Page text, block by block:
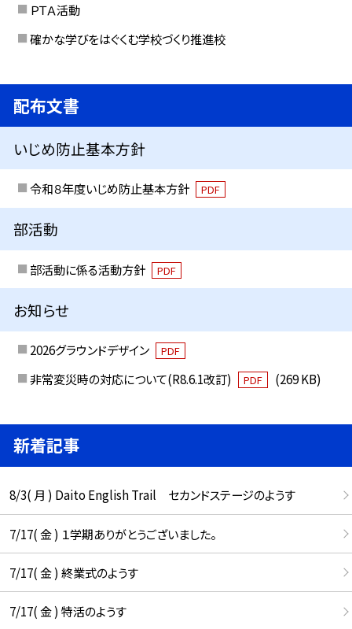
ＰＴＡ活動
確かな学びをはぐくむ学校づくり推進校
配布文書
いじめ防止基本方針
令和８年度いじめ防止基本方針 PDF
部活動
部活動に係る活動方針 PDF
お知らせ
2026グラウンドデザイン PDF
非常変災時の対応について(R8.6.1改訂) PDF (269 KB)
新着記事
8/3( 月 ) Daito English Trail セカンドステージのようす
7/17( 金 ) １学期ありがとうございました。
7/17( 金 ) 終業式のようす
7/17( 金 ) 特活のようす